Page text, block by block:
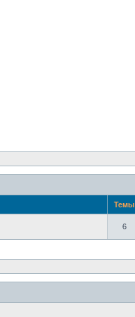
Темы
6